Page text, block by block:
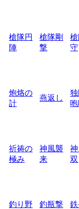
槍隊円
陣
槍隊剛
撃
守
炮烙の
計
燕返し
祈祷の
極み
神風襲
来
双
釣り野
釣瓶撃